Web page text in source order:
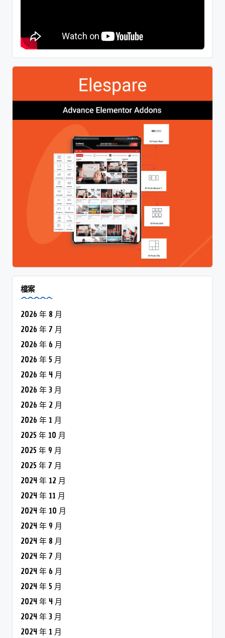
檔案
2026 年 8 月
2026 年 7 月
2026 年 6 月
2026 年 5 月
2026 年 4 月
2026 年 3 月
2026 年 2 月
2026 年 1 月
2025 年 10 月
2025 年 9 月
2025 年 7 月
2024 年 12 月
2024 年 11 月
2024 年 10 月
2024 年 9 月
2024 年 8 月
2024 年 7 月
2024 年 6 月
2024 年 5 月
2024 年 4 月
2024 年 3 月
2024 年 1 月